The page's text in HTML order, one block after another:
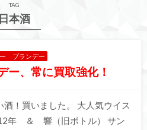
TAG
日本酒
ブランデー
ー、常に買取強化！
！買いました。 大人気ウイス
年 ＆ 響（旧ボトル） サン